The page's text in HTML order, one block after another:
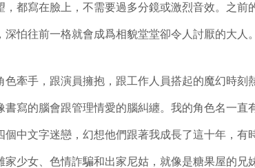
，都寫在臉上，不需要過多分鏡或激烈音效。之前
怕往前一格就會成爲相貌堂堂卻令人討厭的大人。
色牽手，跟演員擁抱，跟工作人員搭起的魔幻時刻
書寫的腦會跟管理情愛的腦糾纏。我的角色名一直
個中文字迷戀，幻想他們跟著我成長了這十年，有
家少女、色情詐騙和出家尼姑，就像是糖果屋的兄